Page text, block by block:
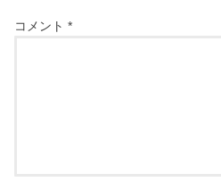
コメント*